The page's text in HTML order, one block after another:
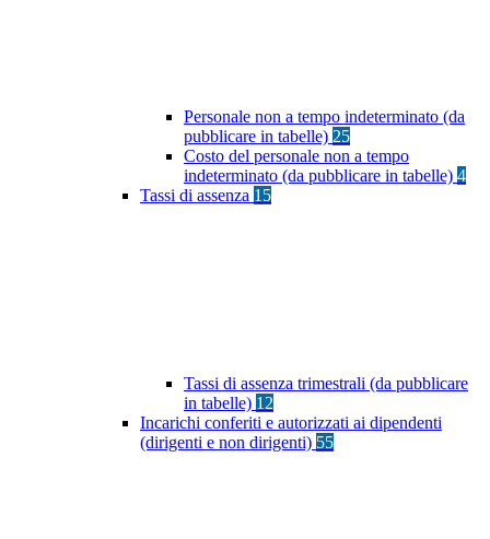
Personale non a tempo indeterminato (da
pubblicare in tabelle) 25
Costo del personale non a tempo
indeterminato (da pubblicare in tabelle) 4
Tassi di assenza 15
Tassi di assenza trimestrali (da pubblicare
in tabelle) 12
Incarichi conferiti e autorizzati ai dipendenti
(dirigenti e non dirigenti) 55